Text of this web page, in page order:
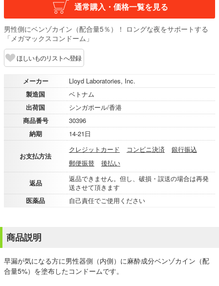
通常購入・価格一覧を見る
男性側にベンゾカイン（配合量5％）！ ロングな夜をサポートする
「メガマックスコンドーム」
ほしいものリストへ登録
メーカー
Lloyd Laboratories, Inc.
製造国
ベトナム
出荷国
シンガポール/香港
商品番号
30396
納期
14-21日
お支払方法
クレジットカード コンビニ決済
銀行振込
郵便振替
後払い
返品
返品できません。但し、破損・誤送の場合は再発
送させて頂きます
医薬品
自己責任でご使用ください
商品説明
早漏が気になる方に男性器側（内側）に麻酔成分ベンゾカイン（配
合量5%）を塗布したコンドームです。